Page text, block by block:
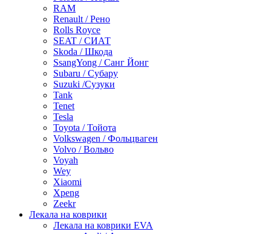
RAM
Renault / Рено
Rolls Royce
SEAT / СИАТ
Skoda / Шкода
SsangYong / Санг Йонг
Subaru / Субару
Suzuki /Сузуки
Tank
Tenet
Tesla
Toyota / Тойота
Volkswagen / Фольцваген
Volvo / Вольво
Voyah
Wey
Xiaomi
Xpeng
Zeekr
Лекала на коврики
Лекала на коврики EVA